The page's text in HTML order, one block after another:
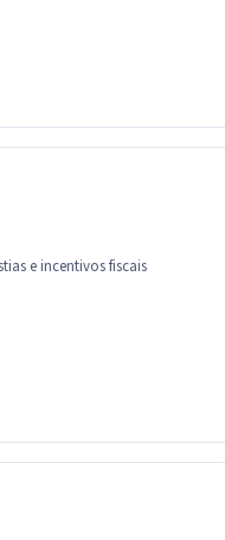
e incentivos fiscais